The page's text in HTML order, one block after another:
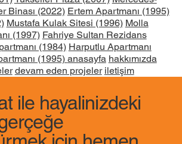
Binası (2022) Ertem Apartmanı (1995)
Mustafa Kulak Sitesi (1996) Molla
(1997) Fahriye Sultan Rezidans
(1984) Harputlu Apartmanı
(1995) anasayfa hakkımızda
devam eden projeler iletişim
ile hayalinizdeki